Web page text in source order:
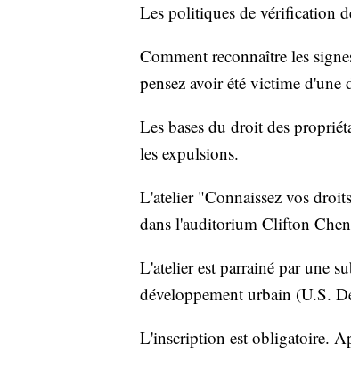
Les politiques de vérification
Comment reconnaître les
pensez avoir été victime d'une
Les bases du droit des
les expulsions.
L'atelier "Connaissez vos
dans l'auditorium Clifton
L'atelier est parrainé par une
développement urbain (U.S.
L'inscription est obligatoire.